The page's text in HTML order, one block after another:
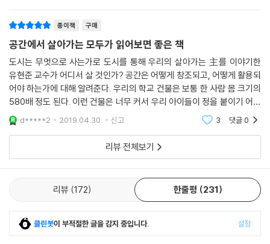
이런 공간 구조를 참조해 21세기형 원형극장들을 만들어 나갈 수 있을 것
조금씩 바뀌어 갈 것이다.
종이책 구매
공간에서 살아가는 모두가 읽어보면 좋은 책
도시는 무엇으로 사는가로 도시를 통해 우리의 살아가는 主를 이야기한
유현준 교수가 어디서 살 것인가? 공간은 어떻게 창조되고, 어떻게 활용되
어야 하는가에 대해 알려준다. 우리의 학교 건물은 보통 한 사람 몸 크기의
580배 정도 된다. 이런 건물은 너무 커서 우리 아이들이 정을 붙이기 어렵
다. 이런 건물은 일종의 ‘시설’로 느껴진다. 대부분의 인격 형성이 이루어지
는 시기의
d*****2 2019.04.30. 신고 3 댓글0
리뷰 전체보기
리뷰 172 한줄평 231
클린봇이 부적절한 글을 감지 중입니다. 설정